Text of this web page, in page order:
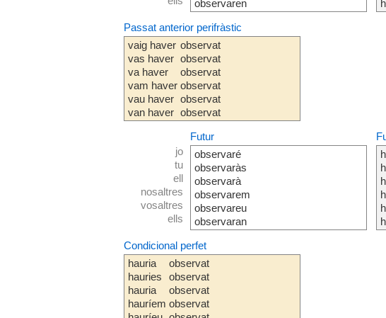
observaren
Passat anterior perifràstic
vaig haver
vas haver
va haver
vam haver
vau haver
van haver
observat
observat
observat
observat
observat
observat
jo
tu
ell
nosaltres
vosaltres
ells
Futur
observaré
observaràs
observarà
observarem
observareu
observaran
Condicional perfet
hauria
hauries
hauria
hauríem
observat
observat
observat
observat